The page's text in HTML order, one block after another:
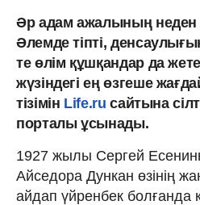
Әр адам ажалының неден
Әлемде тіпті,
те өлім құшқандар да
жүзіндегі ең өзгеше
тізімін Life.ru сайтына
порталы ұсынады.
1927 жылы Сергей
Айседора Дункан өзінің
айдап үйренбек